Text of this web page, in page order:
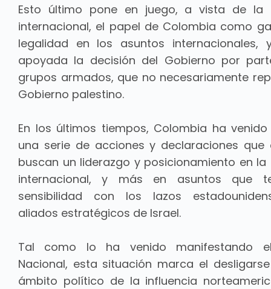
Esto último pone en juego, a vista de la
internacional, el papel de Colombia como
legalidad en los asuntos internacionales,
apoyada la decisión del Gobierno por
grupos armados, que no necesariamente
Gobierno palestino.
En los últimos tiempos, Colombia ha
una serie de acciones y declaraciones que
buscan un liderazgo y posicionamiento en
internacional, y más en asuntos que
sensibilidad con los lazos
aliados estratégicos de Israel.
Tal como lo ha venido manifestando
Nacional, esta situación marca el
ámbito político de la influencia